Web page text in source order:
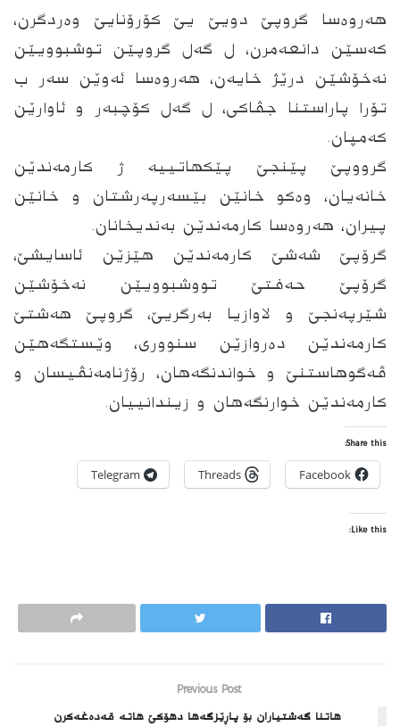
ھەروەسا گروپێ دویێ یێ کۆرۆنایێ وەردگرن،
کەسێن دانعەمرن، ل گەل گروپێن توشبوویێن
نەخۆشێن درێژ خایەن، ھەروەسا ئەوێن سەر ب
تۆرا پاراستنا جڤاکی، ل گەل کۆچبەر و ئاوارێن
کەمپان.
گرووپێ پێنجێ پێکھاتییە ژ کارمەندێن
خانەیان، وەکو خانێن بێسەرپەرشتان و خانێن
پیران، ھەروەسا کارمەندێن بەندیخانان.
گرۆپێ شەشێ کارمەندێن ھێزێن ئاسایشێ،
گرۆپێ حەفتێ تووشبوویێن نەخۆشێن
شێرپەنجێ و لاوازیا بەرگریێ، گروپێ ھەشتێ
کارمەندێن دەروازێن سنووری، وێستگەھێن
ڤەگوھاستنێ و خواندنگەھان، رۆژنامەنڤیسان و
کارمەندێن خوارنگەھان و زیندانییان.
Share this:
Facebook
Threads
Telegram
Like this:
Previous Post
ھاتنا گەشتیاران بۆ پاڕێزگەھا دھۆکێ ھاتە قەدەغەکرن